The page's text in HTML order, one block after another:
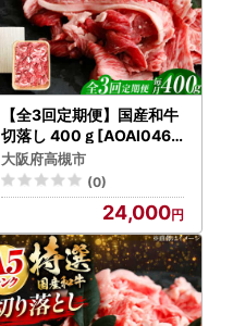
【全3回定期便】国産和牛
切落し 400ｇ[AOAI046]
切り落とし
大阪府高槻市
(0)
24,000